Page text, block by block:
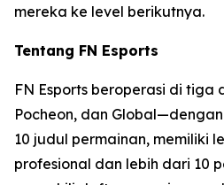
mereka ke level berikutnya.
Tentang FN Esports
FN Esports beroperasi di tiga
Pocheon, dan
10 judul permainan, memiliki
profesional dan lebih dari 10